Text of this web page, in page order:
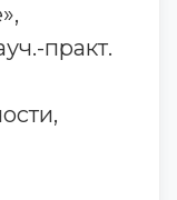
практ.